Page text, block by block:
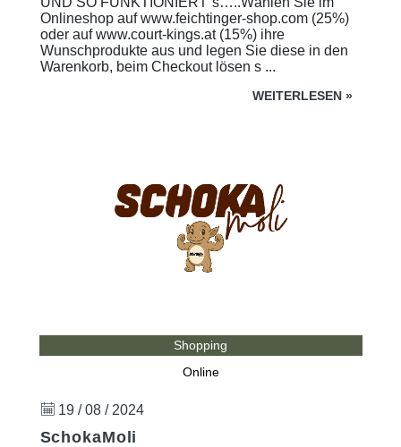
Onlineshop auf www.feichtinger-shop.com (25%)
oder auf www.court-kings.at (15%) ihre
Wunschprodukte aus und legen Sie diese in den
Warenkorb, beim Checkout lösen s ...
WEITERLESEN »
Shopping
Online
19 / 08 / 2024
SchokaMoli